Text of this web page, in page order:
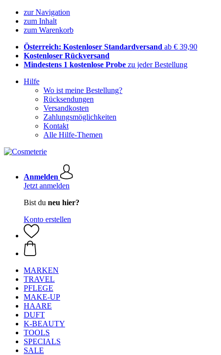
zur Navigation
zum Inhalt
zum Warenkorb
Österreich: Kostenloser Standardversand ab € 39,90
Kostenloser Rückversand
Mindestens 1 kostenlose Probe zu jeder Bestellung
Hilfe
Wo ist meine Bestellung?
Rücksendungen
Versandkosten
Zahlungsmöglichkeiten
Kontakt
Alle Hilfe-Themen
Anmelden
Jetzt anmelden
Bist du neu hier?
Konto erstellen
MARKEN
TRAVEL
PFLEGE
MAKE-UP
HAARE
DUFT
K-BEAUTY
TOOLS
SPECIALS
SALE